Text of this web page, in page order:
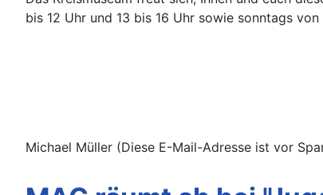
bis 12 Uhr und 13 bis 16 Uhr sowie sonntags
Michael Müller (Diese E-Mail-Adresse ist vor